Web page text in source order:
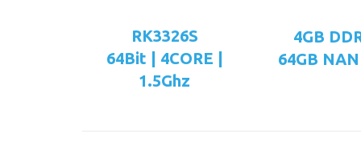
RK3326S
64Bit | 4CORE |
1.5Ghz
4GB
64GB